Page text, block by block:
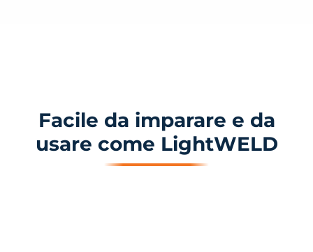
Facile da imparare e da
usare come LightWELD